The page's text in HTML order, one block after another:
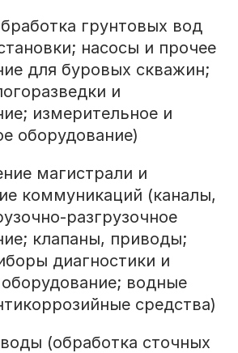
грунтовых вод
насосы и прочее
для буровых скважин;
и
измерительное и
оборудование)
магистрали и
коммуникаций (каналы,
разгрузочное
клапаны, приводы;
диагностики и
водные
средства)
(обработка сточных